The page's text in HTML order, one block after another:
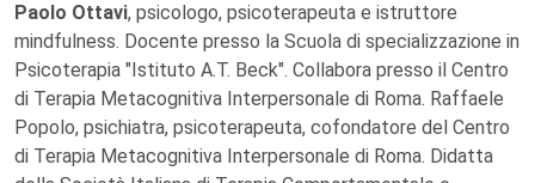
Paolo Ottavi, psicologo, psicoterapeuta e istruttore
mindfulness. Docente presso la Scuola di specializzazione in
Psicoterapia "Istituto A.T. Beck". Collabora presso il Centro
di Terapia Metacognitiva Interpersonale di Roma. Raffaele
Popolo, psichiatra, psicoterapeuta, cofondatore del Centro
di Terapia Metacognitiva Interpersonale di Roma. Didatta